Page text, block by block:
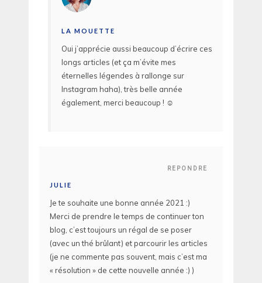
LA MOUETTE
Oui j’apprécie aussi beaucoup d’écrire ces
longs articles (et ça m’évite mes
éternelles légendes à rallonge sur
Instagram haha), très belle année
également, merci beaucoup ! ☺️
REPONDRE
JULIE
Je te souhaite une bonne année 2021 :)
Merci de prendre le temps de continuer ton
blog, c’est toujours un régal de se poser
(avec un thé brûlant) et parcourir les articles
(je ne commente pas souvent, mais c’est ma
« résolution » de cette nouvelle année :) )